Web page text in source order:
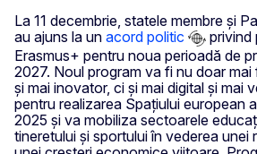
La 11 decembrie, statele membre și
au ajuns la un acord politic
privind
Erasmus+ pentru noua perioadă de
2027. Noul program va fi nu doar
și mai inovator, ci și mai digital și mai
pentru realizarea Spațiului european
2025 și va mobiliza sectoarele
tineretului și sportului în vederea unei